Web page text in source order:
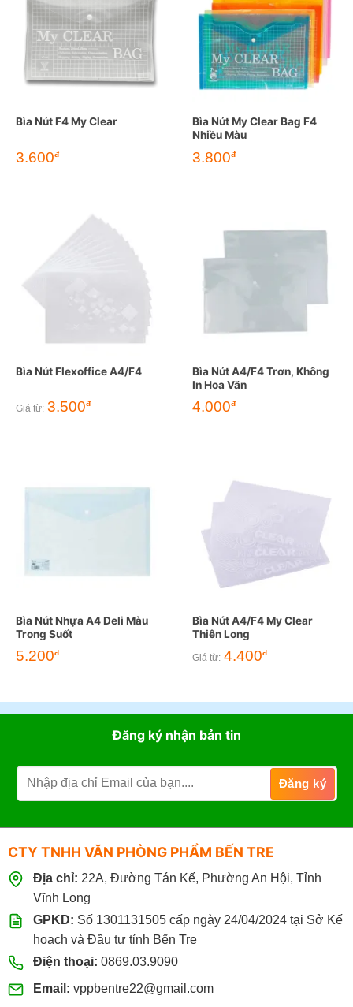
Bìa Nút F4 My Clear
3.600đ
Bìa Nút My Clear Bag F4
Nhiều Màu
3.800đ
Bìa Nút Flexoffice A4/F4
Giá từ: 3.500đ
Bìa Nút A4/F4 Trơn, Không
In Hoa Văn
4.000đ
Bìa Nút Nhựa A4 Deli Màu
Trong Suốt
5.200đ
Bìa Nút A4/F4 My Clear
Thiên Long
Giá từ: 4.400đ
Đăng ký nhận bản tin
CTY TNHH VĂN PHÒNG PHẨM BẾN TRE
Địa chỉ: 22A, Đường Tán Kế, Phường An Hội, Tỉnh
Vĩnh Long
GPKD: Số 1301131505 cấp ngày 24/04/2024 tại Sở Kế
hoạch và Đầu tư tỉnh Bến Tre
Điện thoại: 0869.03.9090
Email: vppbentre22@gmail.com